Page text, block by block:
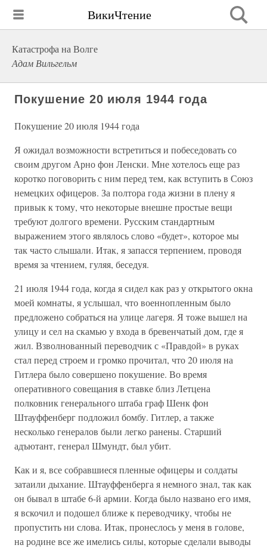
ВикиЧтение
Катастрофа на Волге
Адам Вильгельм
Покушение 20 июля 1944 года
Покушение 20 июля 1944 года
Я ожидал возможности встретиться и побеседовать со
своим другом Арно фон Ленски. Мне хотелось еще раз
коротко поговорить с ним перед тем, как вступить в Союз
немецких офицеров. За полтора года жизни в плену я
привык к тому, что некоторые внешне простые вещи
требуют долгого времени. Русским стандартным
выражением этого являлось слово «будет», которое мы
так часто слышали. Итак, я запасся терпением, проводя
время за чтением, гуляя, беседуя.
21 июля 1944 года, когда я сидел как раз у открытого окна
моей комнаты, я услышал, что военнопленным было
предложено собраться на улице лагеря. Я тоже вышел на
улицу и сел на скамью у входа в бревенчатый дом, где я
жил. Взволнованный переводчик с «Правдой» в руках
стал перед строем и громко прочитал, что 20 июля на
Гитлера было совершено покушение. Во время
оперативного совещания в ставке близ Летцена
полковник генерального штаба граф Шенк фон
Штауффенберг подложил бомбу. Гитлер, а также
несколько генералов были легко ранены. Старший
адъютант, генерал Шмундт, был убит.
Как и я, все собравшиеся пленные офицеры и солдаты
затаили дыхание. Штауффенберга я немного знал, так как
он бывал в штабе 6-й армии. Когда было названо его имя,
я вскочил и подошел ближе к переводчику, чтобы не
пропустить ни слова. Итак, пронеслось у меня в голове,
на родине все же имелись силы, которые сделали выводы